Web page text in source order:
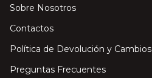
Sobre Nosotros
Contactos
Política de Devolución y Cambios
Preguntas Frecuentes